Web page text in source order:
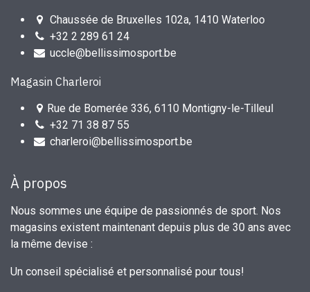
Chaussée de Bruxelles 102a, 1410 Waterloo
+32 2 289 61 24
uccle@bellissimosport.be
Magasin Charleroi
Rue de Bomerée 336, 6110 Montigny-le-Tilleul
+32 71 38 87 55
charleroi@bellissimosport.be
À propos
Nous sommes une équipe de passionnés de sport. Nos
magasins existent maintenant depuis plus de 30 ans avec
la même devise :
Un conseil spécialisé et personnalisé pour tous!